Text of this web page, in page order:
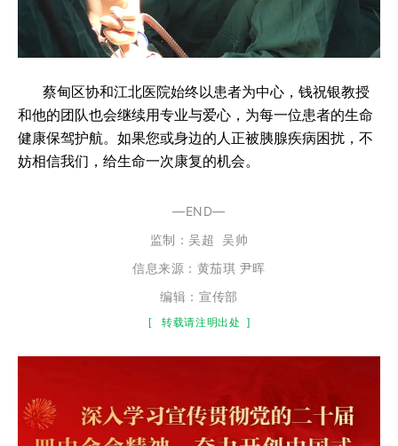
蔡甸区协和江北医院始终以患者为中心，钱祝银教授
和他的团队也会继续用专业与爱心，为每一位患者的生命
健康保驾护航。如果您或身边的人正被胰腺疾病困扰，不
妨相信我们，给生命一次康复的机会。
—END—
监制： 吴超
吴帅
信息来源：黄茄琪 尹晖
编辑：宣传部
[ 转载请注明出处 ]